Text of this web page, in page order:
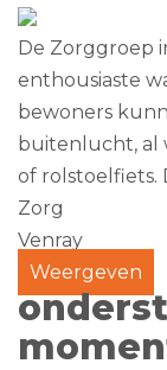
De Zorggroep
enthousiaste
bewoners
buitenlucht, al
of rolstoelfiets.
Zorg
Venray
Weergeven